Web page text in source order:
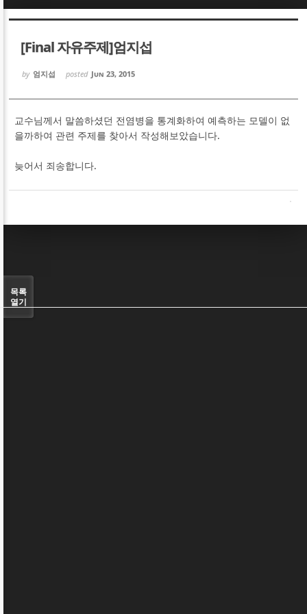
[Final 자유주제]엄지섭
by 엄지섭 posted Jun 23, 2015
교수님께서 말씀하셨던 전염병을 통계화하여 예측하는 모델이 없
을까하여 관련 주제를 찾아서 작성해보았습니다.
늦어서 죄송합니다.
목록
열기
Sketchbook5, 스케치북5
Sketchbook5, 스케치북5
Sketchbook5, 스케치북5
Sketchbook5, 스케치북5